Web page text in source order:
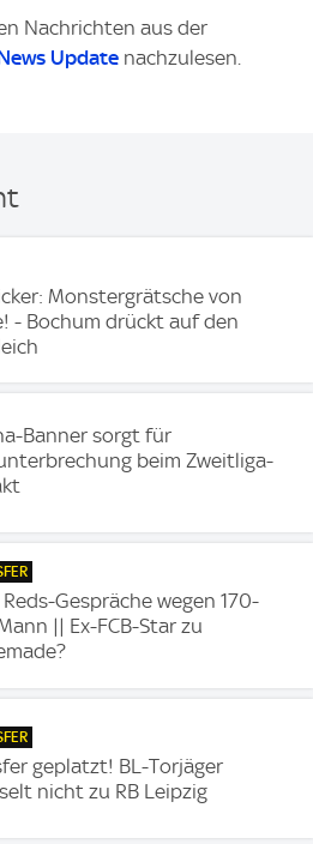
Nachrichten aus der
Update nachzulesen.
Monstergrätsche von
- Bochum drückt auf den
Banner sorgt für
beim Zweitliga-
Gespräche wegen 170-
|| Ex-FCB-Star zu
geplatzt! BL-Torjäger
nicht zu RB Leipzig